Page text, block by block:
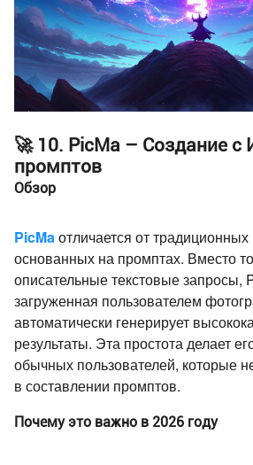
🚀 10. PicMa – Создание с
промптов
Обзор
PicMaотличается от
основанных на промптах. Вместо
описательные текстовые запросы,
загруженная пользователем
автоматически генерирует
результаты. Эта простота делает
обычных пользователей, которые
в составлении промптов.
Почему это важно в 2026 году